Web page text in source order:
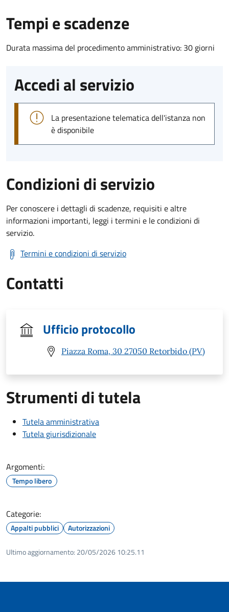
Tempi e scadenze
Durata massima del procedimento amministrativo: 30 giorni
Accedi al servizio
La presentazione telematica dell'istanza non
è disponibile
Condizioni di servizio
Per conoscere i dettagli di scadenze, requisiti e altre
informazioni importanti, leggi i termini e le condizioni di
servizio.
Termini e condizioni di servizio
Contatti
Ufficio protocollo
Piazza Roma, 30 27050 Retorbido (PV)
Strumenti di tutela
Tutela amministrativa
Tutela giurisdizionale
Argomenti:
Tempo libero
Categorie:
Appalti pubblici Autorizzazioni
Ultimo aggiornamento: 20/05/2026 10:25.11